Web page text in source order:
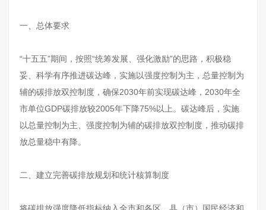
一、总体要求
“十五五”期间，按照“统筹发展、强化激励”的思路，积极稳
妥、科学有序推进碳达峰，实施以强度控制为主，总量控制为
辅的碳排放双控制度，确保2030年前实现碳达峰，2030年全
市单位GDP碳排放较2005年下降75%以上。碳达峰后，实施
以总量控制为主、强度控制为辅的碳排放双控制度，推动碳排
放总量稳中有降。
二、建立完善碳排放规划和统计核算制度